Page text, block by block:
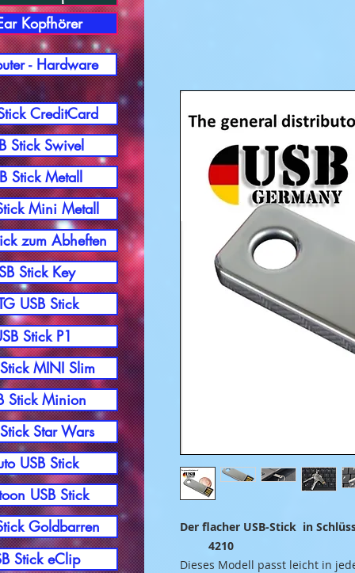
Der flacher
4210
Dieses Modell passt leicht in
Kopfhörer
- Hardware
CreditCard
Stick Swivel
Stick Metall
Mini Metall
zum Abheften
Stick Key
USB Stick
Stick P1
MINI Slim
Stick Minion
Star Wars
USB Stick
USB Stick
Goldbarren
Stick eClip